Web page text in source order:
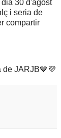
30 d'agost
i seria de
compartir
de JARJB💙💜